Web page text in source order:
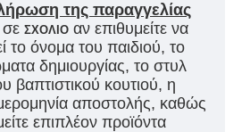
της παραγγελίας
σχόλιο αν επιθυμείτε να
το όνομα του παιδιού, το
δημιουργίας, το στυλ
βαπτιστικού κουτιού, η
αποστολής, καθώς
επιπλέον προϊόντα